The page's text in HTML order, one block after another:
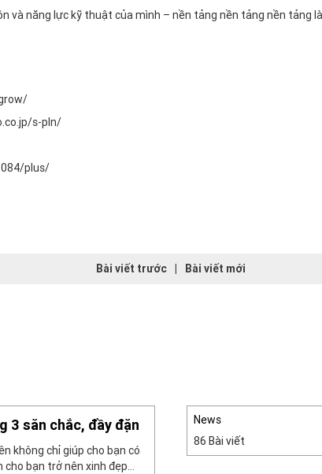
và năng lực kỹ thuật của mình – nền tảng nền tảng nền tảng
s-pln/
plus/
Bài viết trước | Bài viết mới
3 săn chắc, đầy đặn
không chỉ giúp cho bạn có
bạn trở nên xinh đẹp
News
86 Bài viết